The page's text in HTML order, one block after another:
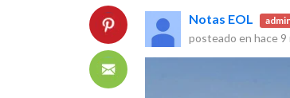
Notas EOL
posteado en hace 9